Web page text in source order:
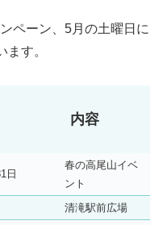
ペーン、5月の土曜日に
す。
内容
日
春の高尾山イベ
ント
清滝駅前広場